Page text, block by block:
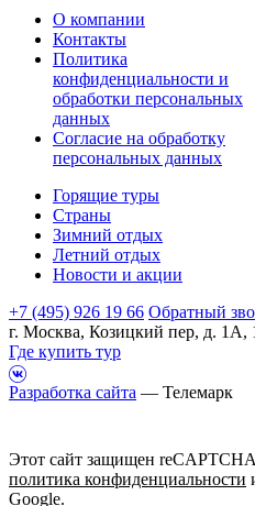
О компании
Контакты
Политика
конфиденциальности и
обработки персональных
данных
Согласие на обработку
персональных данных
Горящие туры
Страны
Зимний отдых
Летний отдых
Новости и акции
+7 (495) 926 19 66 Обратный
г. Москва, Козицкий пер, д. 1А,
Где купить тур
Разработка сайта — Телемарк
Этот сайт защищен
политика конфиденциальности
Google.